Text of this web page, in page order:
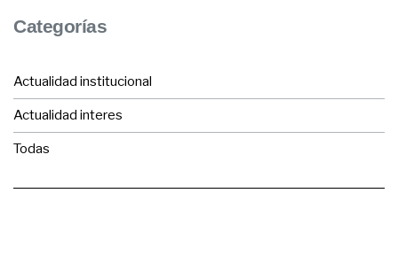
Categorías
Actualidad institucional
Actualidad interes
Todas